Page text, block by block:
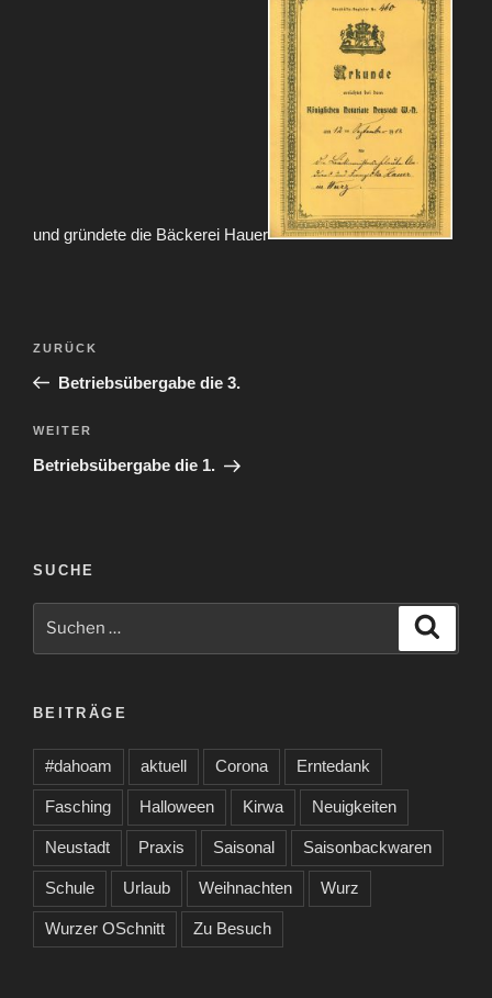
und gründete die Bäckerei Hauer
Beitragsnavigation
Vorheriger
Beitrag
ZURÜCK
Betriebsübergabe die 3.
Nächster
Beitrag
WEITER
Betriebsübergabe die 1.
SUCHE
BEITRÄGE
#dahoam aktuell Corona Erntedank
Fasching Halloween Kirwa Neuigkeiten
Neustadt Praxis Saisonal Saisonbackwaren
Schule Urlaub Weihnachten Wurz
Wurzer OSchnitt Zu Besuch